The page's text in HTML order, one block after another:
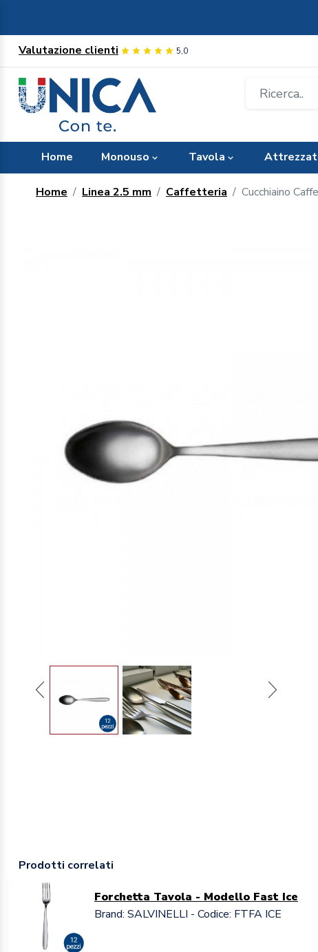
Valutazione clienti 5,0
Home Monouso Tavola
Home Linea 2.5 mm Caffetteria Cucchiaino
Prodotti correlati
Forchetta Tavola - Modello Fast Ice
Brand: SALVINELLI - Codice: FTFA ICE